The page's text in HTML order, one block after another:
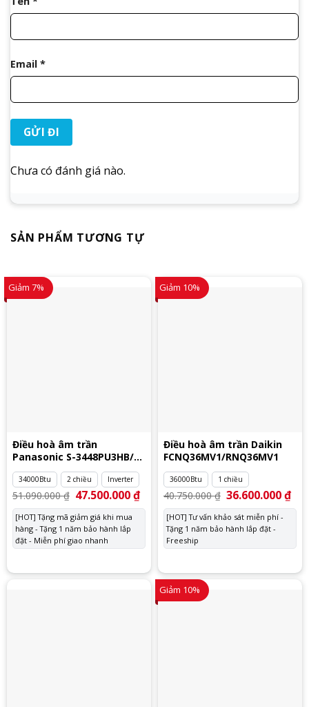
Email *
Chưa có đánh giá nào.
SẢN PHẨM TƯƠNG TỰ
Giảm 7%
Điều hoà âm trần
Panasonic S-3448PU3HB/U-
34PZ3H5
34000Btu 2 chiều Inverter
51.090.000₫ Giá
gốc
là:
51.090.000 ₫.
47.500.000₫Giá
tại
47.500.000 ₫.
[HOT] Tặng mã giảm giá khi mua
hàng - Tặng 1 năm bảo hành lắp
đặt - Miễn phí giao nhanh
Giảm 10%
Điều hoà âm trần Daikin
FCNQ36MV1/RNQ36MV1
36000Btu 1 chiều
40.750.000₫ Giá
gốc
là:
40.750.000 ₫.
36.600.000₫Giá
tại
[HOT] Tư vấn khảo sát miễn phí -
Tặng 1 năm bảo hành lắp đặt -
Freeship
Giảm 10%